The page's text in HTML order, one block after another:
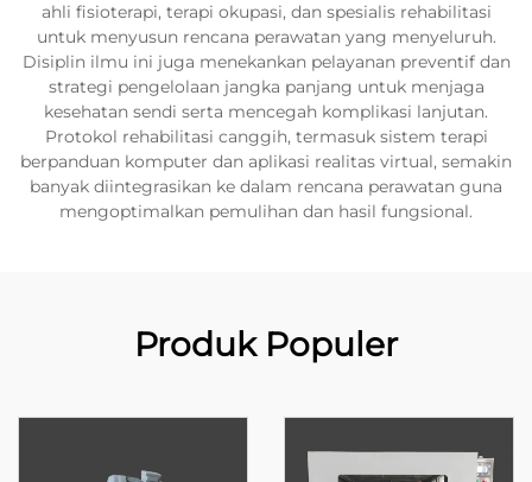
ahli fisioterapi, terapi okupasi, dan spesialis rehabilitasi
untuk menyusun rencana perawatan yang menyeluruh.
Disiplin ilmu ini juga menekankan pelayanan preventif dan
strategi pengelolaan jangka panjang untuk menjaga
kesehatan sendi serta mencegah komplikasi lanjutan.
Protokol rehabilitasi canggih, termasuk sistem terapi
berpanduan komputer dan aplikasi realitas virtual, semakin
banyak diintegrasikan ke dalam rencana perawatan guna
mengoptimalkan pemulihan dan hasil fungsional.
Produk Populer